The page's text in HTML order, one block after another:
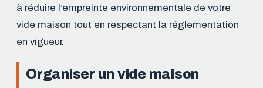
à réduire l’empreinte environnementale de votre
vide maison tout en respectant la réglementation
en vigueur.
Organiser un vide maison